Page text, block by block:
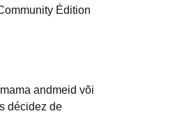
Édition
andmeid või
décidez de